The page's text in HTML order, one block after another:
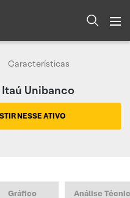
Características
Itaú Unibanco
NESSE ATIVO
Gráfico Análise